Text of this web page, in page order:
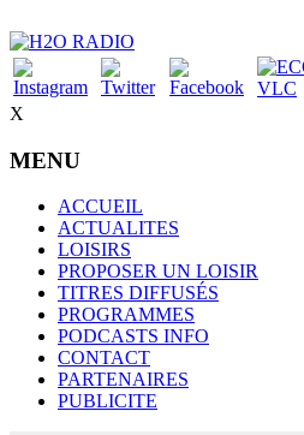
X
MENU
ACCUEIL
ACTUALITES
LOISIRS
PROPOSER UN LOISIR
TITRES DIFFUSÉS
PROGRAMMES
PODCASTS INFO
CONTACT
PARTENAIRES
PUBLICITE